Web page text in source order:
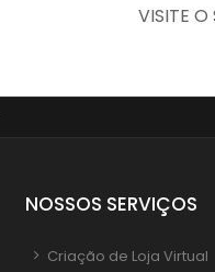
VISITE O
NOSSOS SERVIÇOS
Criação de Loja Virtual